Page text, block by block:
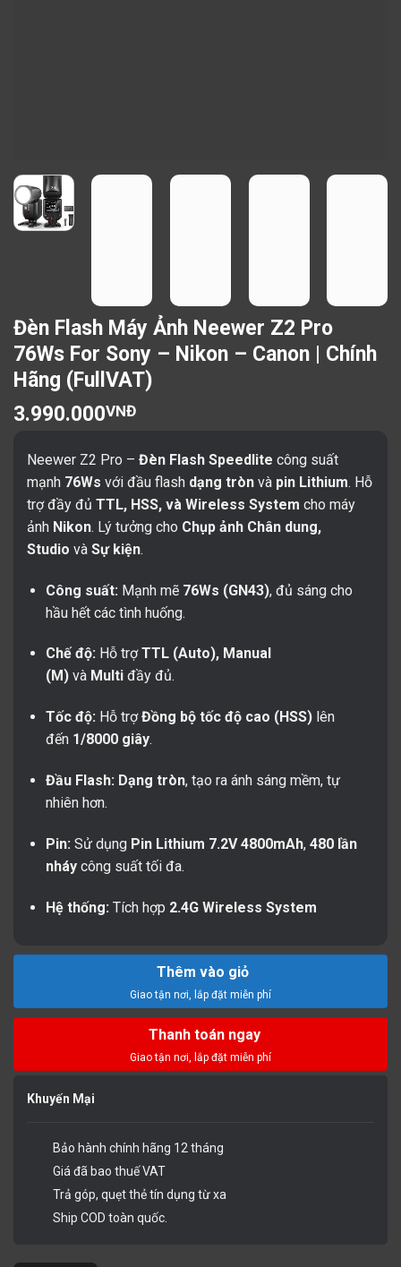
Đèn Flash Máy Ảnh Neewer Z2 Pro
76Ws For Sony – Nikon – Canon | Chính
Hãng (FullVAT)
3.990.000VNĐ
Neewer Z2 Pro – Đèn Flash Speedlite công suất
mạnh 76Ws với đầu flash dạng tròn và pin Lithium. Hỗ
trợ đầy đủ TTL, HSS, và Wireless System cho máy
ảnh Nikon. Lý tưởng cho Chụp ảnh Chân dung,
Studio và Sự kiện.
Công suất: Mạnh mẽ 76Ws (GN43), đủ sáng cho
hầu hết các tình huống.
Chế độ: Hỗ trợTTL (Auto), Manual
(M)và Multiđầy đủ.
Tốc độ: Hỗ trợĐồng bộ tốc độ cao (HSS)lên
đến 1/8000 giây.
Đầu Flash: Dạng tròn, tạo ra ánh sáng mềm, tự
nhiên hơn.
Pin: Sử dụng Pin Lithium 7.2V 4800mAh, 480 lần
nháy công suất tối đa.
Hệ thống: Tích hợp 2.4G Wireless System
Thêm vào giỏ
Thanh toán ngay
Khuyến Mại
Bảo hành chính hãng 12 tháng
Giá đã bao thuế VAT
Trả góp, quẹt thẻ tín dụng từ xa
Ship COD toàn quốc.